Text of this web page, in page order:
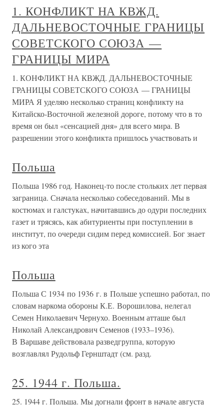
1. КОНФЛИКТ НА КВЖД.
ДАЛЬНЕВОСТОЧНЫЕ ГРАНИЦЫ
СОВЕТСКОГО СОЮЗА —
ГРАНИЦЫ МИРА
1. КОНФЛИКТ НА КВЖД. ДАЛЬНЕВОСТОЧНЫЕ
ГРАНИЦЫ СОВЕТСКОГО СОЮЗА — ГРАНИЦЫ
МИРА Я уделяю несколько страниц конфликту на
Китайско-Восточной железной дороге, потому что в то
время он был «сенсацией дня» для всего мира. В
разрешении этого конфликта пришлось участвовать и
Польша
Польша 1986 год. Наконец-то после стольких лет первая
заграница. Сначала несколько собеседований. Мы в
костюмах и галстуках, начитавшись до одури последних
газет и трясясь, как абитуриенты при поступлении в
институт, по очереди сидим перед комиссией. Бог знает
из кого эта
Польша
Польша С 1934 по 1936 г. в Польше успешно работал, по
словам наркома обороны К.Е. Ворошилова, нелегал
Семен Николаевич Чернухо. Военным атташе был
Николай Александрович Семенов (1933–1936).
В Варшаве действовала разведгруппа, которую
возглавлял Рудольф Гернштадт (см. разд.
25. 1944 г. Польша.
25. 1944 г. Польша. Мы догнали фронт в начале августа